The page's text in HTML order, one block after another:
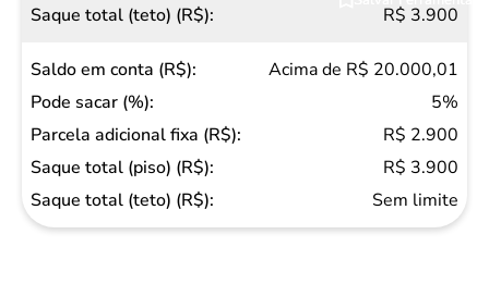
R$ 3.900
Acima de R$ 20.000,01
5%
R$ 2.900
R$ 3.900
Sem limite